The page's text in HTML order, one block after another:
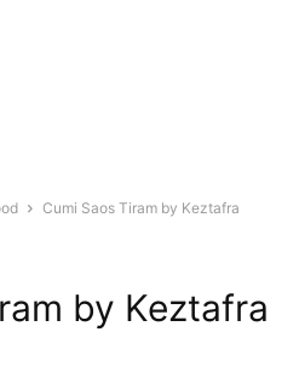
Cumi Saos Tiram by Keztafra
by Keztafra